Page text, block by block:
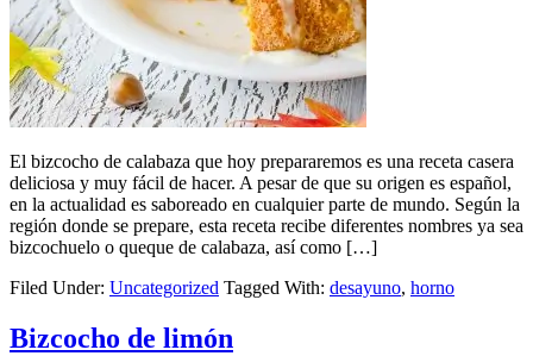
El bizcocho de calabaza que hoy prepararemos es una receta casera
deliciosa y muy fácil de hacer. A pesar de que su origen es español,
en la actualidad es saboreado en cualquier parte de mundo. Según la
región donde se prepare, esta receta recibe diferentes nombres ya sea
bizcochuelo o queque de calabaza, así como […]
Filed Under: Uncategorized Tagged With: desayuno, horno
Bizcocho de limón